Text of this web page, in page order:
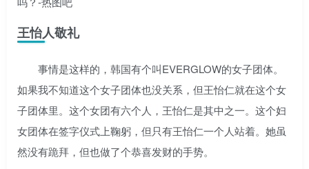
王怡人敬礼
事情是这样的，韩国有个叫EVERGLOW的女子团体。
如果我不知道这个女子团体也没关系，但王怡仁就在这个女
子团体里。这个女团有六个人，王怡仁是其中之一。这个妇
女团体在签字仪式上鞠躬，但只有王怡仁一个人站着。她虽
然没有跪拜，但也做了个恭喜发财的手势。